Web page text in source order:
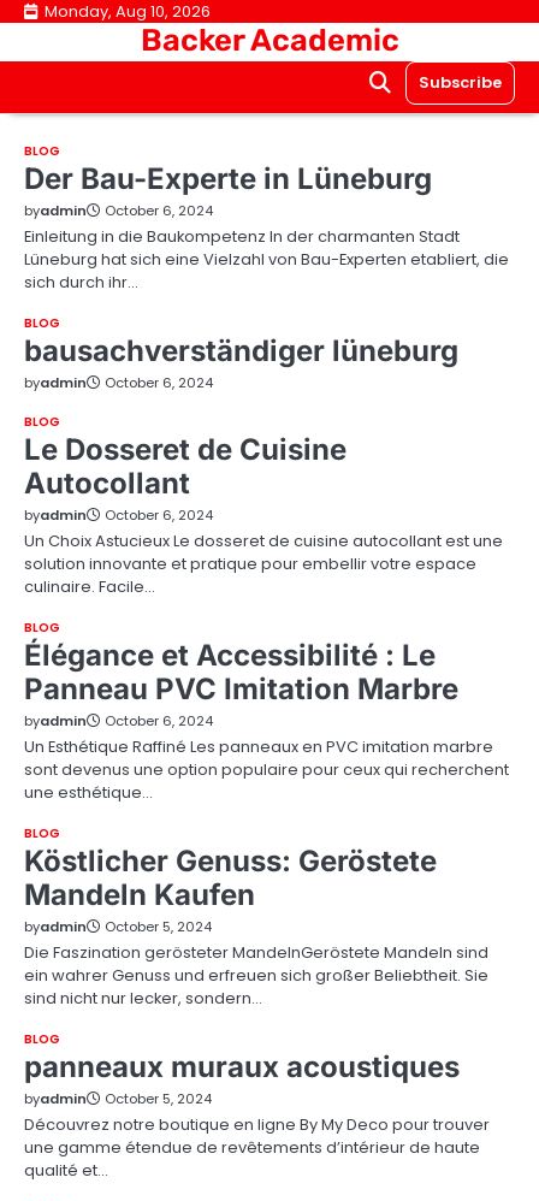
Skip
content
Monday, Aug 10, 2026
Backer Academic
Subscribe
BLOG
Der Bau-Experte in Lüneburg
byadmin October 6, 2024
Einleitung in die Baukompetenz In der charmanten Stadt
Lüneburg hat sich eine Vielzahl von Bau-Experten etabliert, die
sich durch ihr…
BLOG
bausachverständiger lüneburg
byadmin October 6, 2024
BLOG
Le Dosseret de Cuisine
Autocollant
byadmin October 6, 2024
Un Choix Astucieux Le dosseret de cuisine autocollant est une
solution innovante et pratique pour embellir votre espace
culinaire. Facile…
BLOG
Élégance et Accessibilité : Le
Panneau PVC Imitation Marbre
byadmin October 6, 2024
Un Esthétique Raffiné Les panneaux en PVC imitation marbre
sont devenus une option populaire pour ceux qui recherchent
une esthétique…
BLOG
Köstlicher Genuss: Geröstete
Mandeln Kaufen
byadmin October 5, 2024
Die Faszination gerösteter MandelnGeröstete Mandeln sind
ein wahrer Genuss und erfreuen sich großer Beliebtheit. Sie
sind nicht nur lecker, sondern…
BLOG
panneaux muraux acoustiques
byadmin October 5, 2024
Découvrez notre boutique en ligne By My Deco pour trouver
une gamme étendue de revêtements d’intérieur de haute
qualité et…